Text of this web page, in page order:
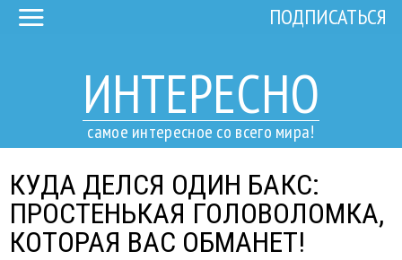
ИНТЕРЕСНО
самое интересное со всего мира!
ПОДПИСАТЬСЯ
КУДА ДЕЛСЯ ОДИН БАКС:
ПРОСТЕНЬКАЯ ГОЛОВОЛОМКА,
КОТОРАЯ ВАС ОБМАНЕТ!